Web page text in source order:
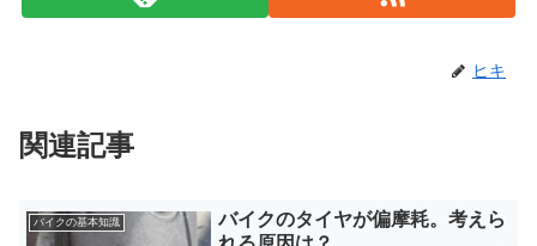
ヒキ
関連記事
バイクの基本知識
バイクのタイヤが偏摩耗。考えら